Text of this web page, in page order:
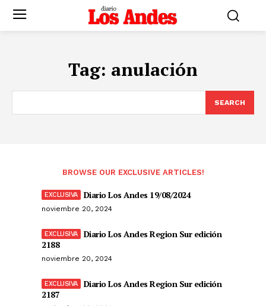
Tag: anulación
SEARCH
BROWSE OUR EXCLUSIVE ARTICLES!
Diario Los Andes 19/08/2024
noviembre 20, 2024
Diario Los Andes Region Sur edición
2188
noviembre 20, 2024
Diario Los Andes Region Sur edición
2187